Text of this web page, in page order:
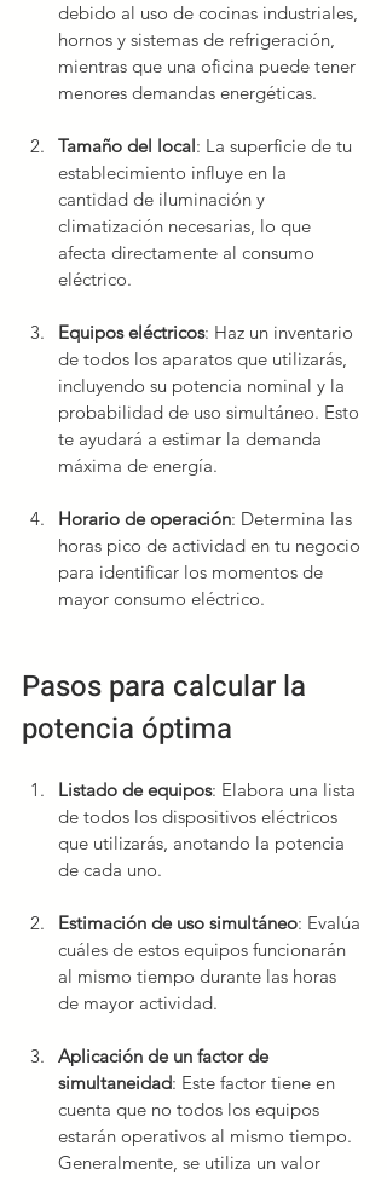
debido al uso de cocinas industriales,
hornos y sistemas de refrigeración,
mientras que una oficina puede tener
menores demandas energéticas.
Tamaño del local: La superficie de tu
establecimiento influye en la
cantidad de iluminación y
climatización necesarias, lo que
afecta directamente al consumo
eléctrico.
Equipos eléctricos: Haz un inventario
de todos los aparatos que utilizarás,
incluyendo su potencia nominal y la
probabilidad de uso simultáneo. Esto
te ayudará a estimar la demanda
máxima de energía.
Horario de operación: Determina las
horas pico de actividad en tu negocio
para identificar los momentos de
mayor consumo eléctrico.
Pasos para calcular la
potencia óptima
Listado de equipos: Elabora una lista
de todos los dispositivos eléctricos
que utilizarás, anotando la potencia
de cada uno.
Estimación de uso simultáneo: Evalúa
cuáles de estos equipos funcionarán
al mismo tiempo durante las horas
de mayor actividad.
Aplicación de un factor de
simultaneidad: Este factor tiene en
cuenta que no todos los equipos
estarán operativos al mismo tiempo.
Generalmente, se utiliza un valor